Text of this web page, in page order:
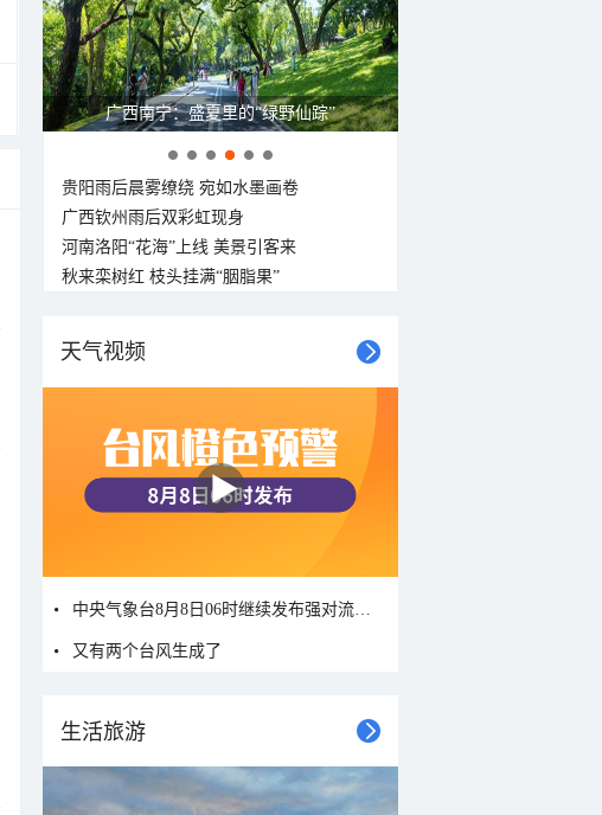
广西南宁：盛夏里的“绿野仙踪”
贵阳雨后晨雾缭绕 宛如水墨画卷
广西钦州雨后双彩虹现身
河南洛阳“花海”上线 美景引客来
秋来栾树红 枝头挂满“胭脂果”
天气视频
中央气象台8月8日06时继续发布强对流天气蓝色预警
又有两个台风生成了
生活旅游